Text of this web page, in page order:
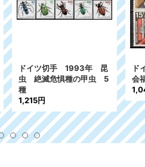
ドイツ切手 1993年 昆
虫 絶滅危惧種の甲虫 5
種
1,215円
ド
会